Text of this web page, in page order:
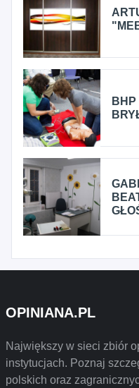
OPINIANA.PL
Największy w sieci zbiór
instytucjach. Poznaj
polskich oraz